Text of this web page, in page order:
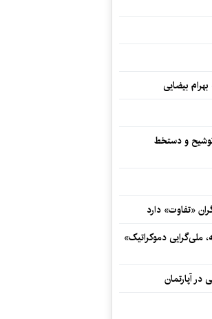
بیضایی
و دستخط
«تفاوت» دارد
ملی‌گرایی دموکراتیک»
در آپارتمان